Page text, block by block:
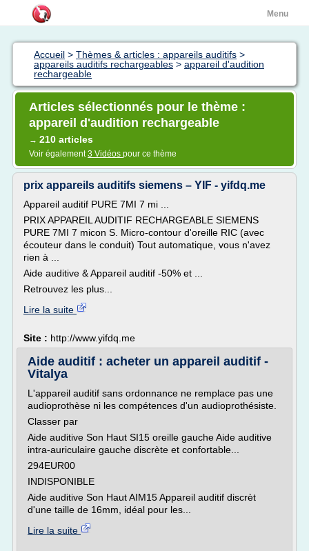
Menu
Accueil > Thèmes & articles : appareils auditifs >
appareils auditifs rechargeables > appareil d'audition
rechargeable
Articles sélectionnés pour le thème :
appareil d'audition rechargeable
→ 210 articles
Voir également3 Vidéos pour ce thème
prix appareils auditifs siemens – YIF - yifdq.me
Appareil auditif PURE 7MI 7 mi ...
PRIX APPAREIL AUDITIF RECHARGEABLE SIEMENS
PURE 7MI 7 micon S. Micro-contour d'oreille RIC (avec
écouteur dans le conduit) Tout automatique, vous n'avez
rien à ...
Aide auditive & Appareil auditif -50% et ...
Retrouvez les plus...
Lire la suite
Site : http://www.yifdq.me
Aide auditif : acheter un appareil auditif -
Vitalya
L'appareil auditif sans ordonnance ne remplace pas une
audioprothèse ni les compétences d'un audioprothésiste.
Classer par
Aide auditive Son Haut SI15 oreille gauche Aide auditive
intra-auriculaire gauche discrète et confortable...
294EUR00
INDISPONIBLE
Aide auditive Son Haut AIM15 Appareil auditif discrèt
d'une taille de 16mm, idéal pour les...
Lire la suite